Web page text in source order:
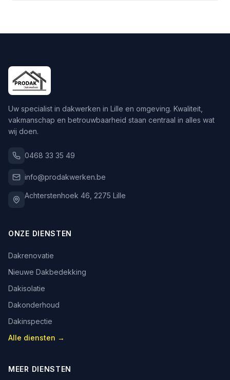
Uw specialist in dakwerken in Lille en omgeving. Kwaliteit,
vakmanschap en betrouwbaarheid staan centraal in alles wat
wij doen.
0468 33 35 49
info@prodakwerken.be
Achterstenhoek 46 2275 Lille
ONZE DIENSTEN
Dakrenovatie
Nieuwe Dakbedekking
Dakisolatie
Dakonderhoud
Dakinspectie
Alle diensten →
MEER DIENSTEN